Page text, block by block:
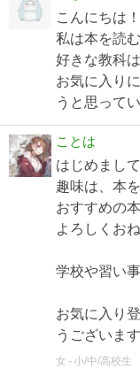
こんにちは！
私は本を読
好きな教科
お気に入り
うと思って
ことは
はじめまし
趣味は、本
おすすめの
よろしくお
学校や習い
お気に入り
うございま
女 小/中/高校生